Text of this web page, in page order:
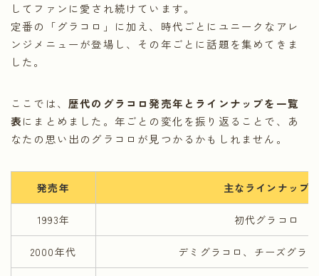
してファンに愛され続けています。
定番の「グラコロ」に加え、時代ごとにユニークなアレ
ンジメニューが登場し、その年ごとに話題を集めてきま
した。
ここでは、 歴代のグラコロ発売年とラインナップを一覧
表にまとめました。年ごとの変化を振り返ることで、あ
なたの思い出のグラコロが見つかるかもしれません。
発売年 主なラインナップ
1993年 初代グラコロ
2000年代 デミグラコロ、チーズグラ